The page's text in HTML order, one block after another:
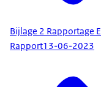
Bijlage 2 Rapportage
Rapport13-06-2023